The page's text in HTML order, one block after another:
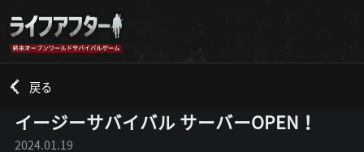
戻る
イージーサバイバル サーバーOPEN！
2024.01.19